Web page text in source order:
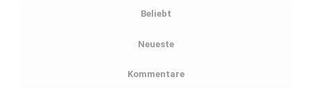
Beliebt
Neueste
Kommentare